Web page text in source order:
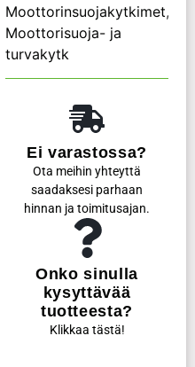
Moottorinsuojakytkimet,
Moottorisuoja- ja
turvakytk
Ei varastossa?
Ota meihin yhteyttä
saadaksesi parhaan
hinnan ja toimitusajan.
Onko sinulla
kysyttävää
tuotteesta?
Klikkaa tästä!